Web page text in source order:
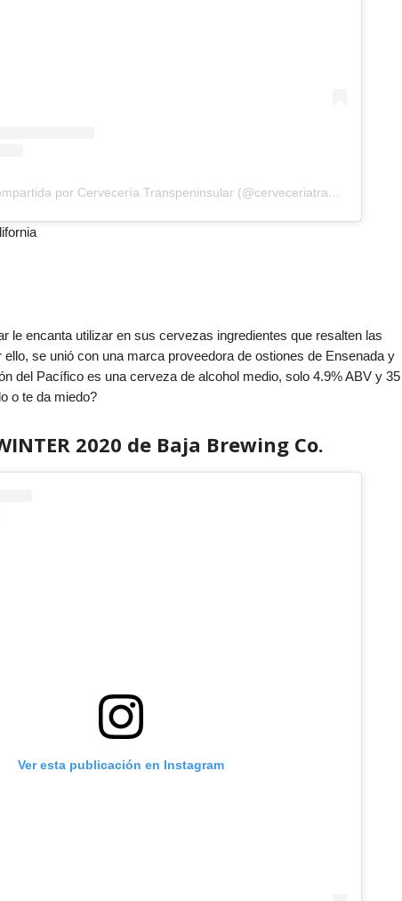
Una publicación compartida por Cervecería Transpeninsular (@cerveceriatranspeninsular)
le encanta utilizar en sus cervezas ingredientes que resalten las
se unió con una marca proveedora de ostiones de Ensenada y
del Pacífico es una cerveza de alcohol medio, solo 4.9% ABV y 35
o te da miedo?
2020 de Baja Brewing Co.
Ver esta publicación en Instagram